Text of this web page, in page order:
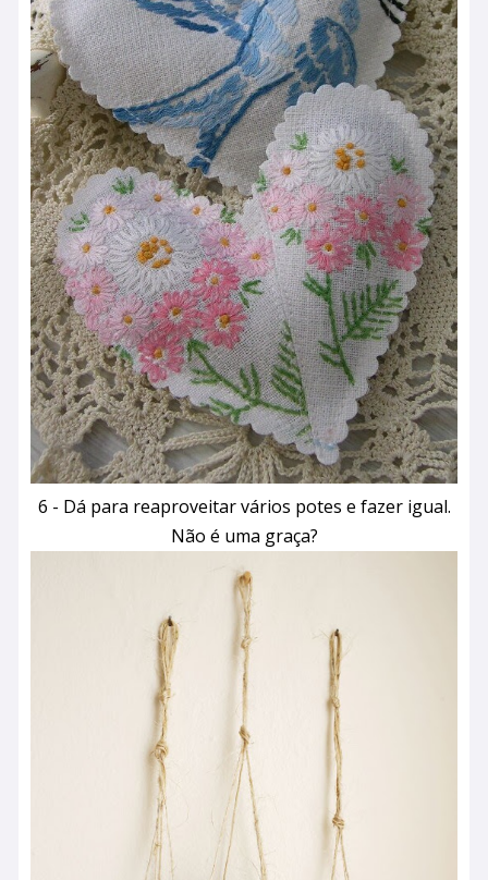
6 - Dá para reaproveitar vários potes e fazer igual.
Não é uma graça?